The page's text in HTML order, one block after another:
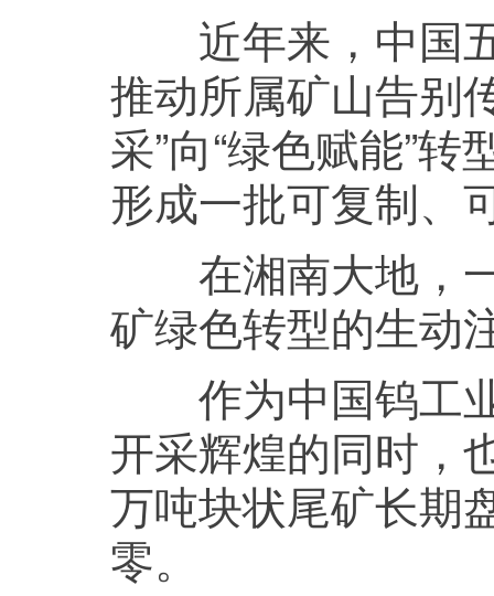
近年来，中国五
推动所属矿山告别
采”向“绿色赋能”转
形成一批可复制、
在湘南大地，一
矿绿色转型的生动
作为中国钨工业
开采辉煌的同时
万吨块状尾矿长期
零。